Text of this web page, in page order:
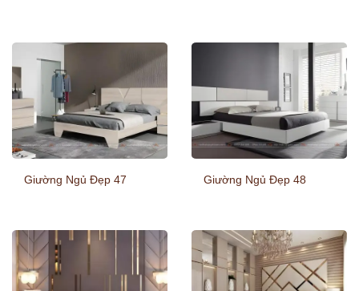
Giường Ngủ Đẹp 47 Giường Ngủ Đẹp 48